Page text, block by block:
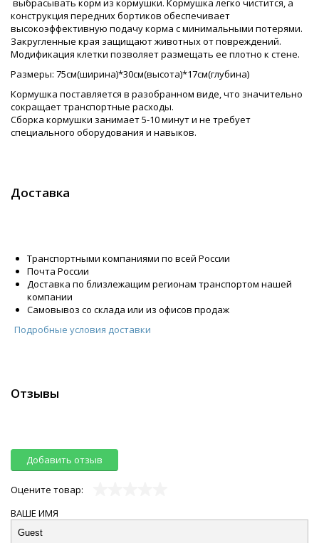
выбрасывать корм из кормушки. Кормушка легко чистится, а
конструкция передних бортиков обеспечивает
высокоэффективную подачу корма с минимальными потерями.
Закругленные края защищают животных от повреждений.
Модификация клетки позволяет размещать ее плотно к стене.
Размеры: 75см(ширина)*30см(высота)*17см(глубина)
Кормушка поставляется в разобранном виде, что значительно
сокращает транспортные расходы.
Сборка кормушки занимает 5-10 минут и не требует
специального оборудования и навыков.
Доставка
Транспортными компаниями по всей России
Почта России
Доставка по близлежащим регионам транспортом нашей
компании
Самовывоз со склада или из офисов продаж
Подробные условия доставки
Отзывы
Добавить отзыв
Оцените товар:
ВАШЕ ИМЯ